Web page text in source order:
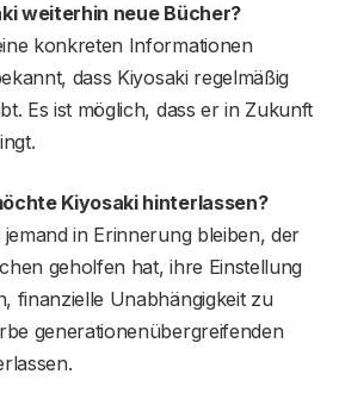
weiterhin neue Bücher?
konkreten Informationen
dass Kiyosaki regelmäßig
Es ist möglich, dass er in Zukunft
Kiyosaki hinterlassen?
in Erinnerung bleiben, der
geholfen hat, ihre Einstellung
finanzielle Unabhängigkeit zu
generationenübergreifenden